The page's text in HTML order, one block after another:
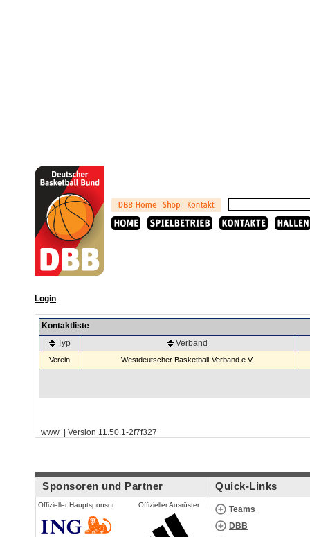
Login
Kontaktliste
Typ
Verband
Verein Westdeutscher Basketball-Verband e.V.
www | Version 11.50.1-2f7f327
Sponsoren und Partner
Offizieller Hauptsponsor Offizieller Ausrüster
Quick-Links
Teams
DBB